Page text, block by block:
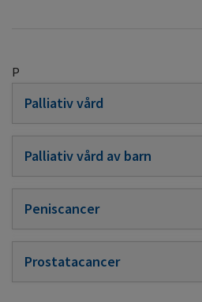
P
Palliativ vård
Palliativ vård av barn
Peniscancer
Prostatacancer